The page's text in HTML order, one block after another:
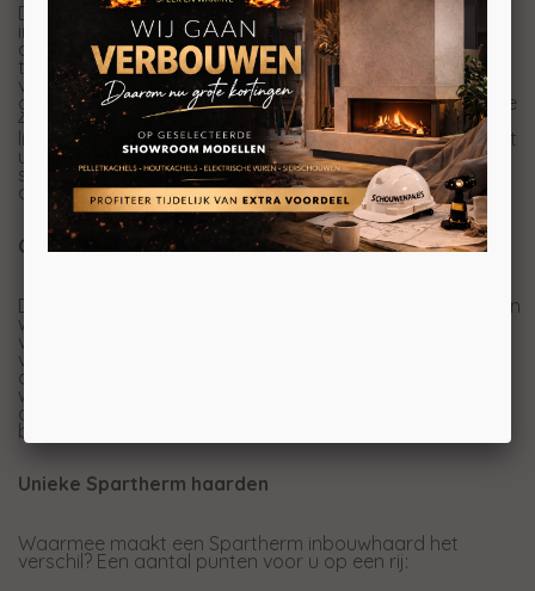
De Linear Front 60x51 (voorheen de Mini Sh-4S) is een
inbouw houthaard van Spartherm die beschikbaar is in
de 4S- of de 3S-uitvoering. De verschillen tussen deze
twee uitvoeringen zijn de kaderingen om de ruit en de
verschillende handvatten. De 3S heeft 3 kaders en dus
geen rand aan de onderzijde met een handvat, terwijl de
4S dit wel heeft. Ook de Spartherm Mini Sh werkt met het
liftdeursysteem van Spartherm, dit betekent dus ook dat
u deze ruit kunt kantelen en hem met gemak kunt
schoonmaken. De Mini Sh is ook leverbaar als
doorkijkhaard: de Mini S-FDh.
Opties
De Linear Front 60x51 wordt standaard geleverd met een
witte chamotte achterwand, maar u kunt ook kiezen
voor de donkergrijze chamotte achterwand. Het
voordeel van de donkergrijze chamotte achterwand is,
dat de haard strakker en moderner oogt en daarnaast
wordt het vlammenspel opvallender. Het mooiste van dit
alles is dat de chamotte achterwand zonder meerprijs
bij de kachel gekozen kan worden.
Unieke Spartherm haarden
Waarmee maakt een Spartherm inbouwhaard het
verschil? Een aantal punten voor u op een rij: